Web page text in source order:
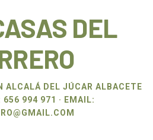
DEL
ALCALÁ DEL JÚCAR ALBACETE
656 994 971 · EMAIL: